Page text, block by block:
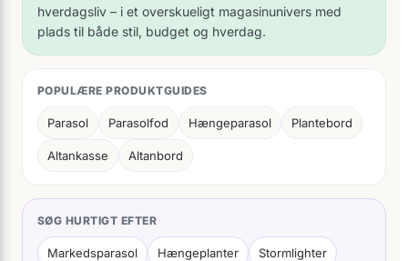
hverdagsliv – i et overskueligt magasinunivers med
plads til både stil, budget og hverdag.
POPULÆRE PRODUKTGUIDES
Parasol Parasolfod Hængeparasol Plantebord
Altankasse Altanbord
SØG HURTIGT EFTER
Markedsparasol Hængeplanter Stormlighter